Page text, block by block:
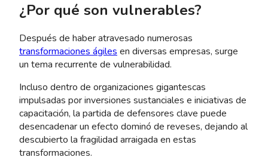
¿Por qué son vulnerables?
Después de haber atravesado numerosas
transformaciones ágiles en diversas empresas, surge
un tema recurrente de vulnerabilidad.
Incluso dentro de organizaciones gigantescas
impulsadas por inversiones sustanciales e iniciativas de
capacitación, la partida de defensores clave puede
desencadenar un efecto dominó de reveses, dejando al
descubierto la fragilidad arraigada en estas
transformaciones.